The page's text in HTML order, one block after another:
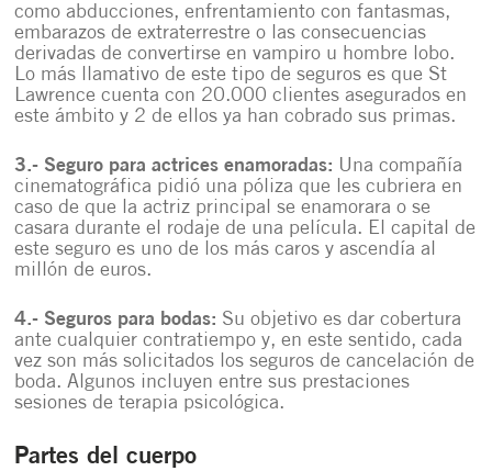
como abducciones, enfrentamiento con fantasmas,
embarazos de extraterrestre o las consecuencias
derivadas de convertirse en vampiro u hombre lobo.
Lo más llamativo de este tipo de seguros es que St
Lawrence cuenta con 20.000 clientes asegurados en
este ámbito y 2 de ellos ya han cobrado sus primas.
3.- Seguro para actrices enamoradas: Una compañía
cinematográfica pidió una póliza que les cubriera en
caso de que la actriz principal se enamorara o se
casara durante el rodaje de una película. El capital de
este seguro es uno de los más caros y ascendía al
millón de euros.
4.- Seguros para bodas: Su objetivo es dar cobertura
ante cualquier contratiempo y, en este sentido, cada
vez son más solicitados los seguros de cancelación de
boda. Algunos incluyen entre sus prestaciones
sesiones de terapia psicológica.
Partes del cuerpo